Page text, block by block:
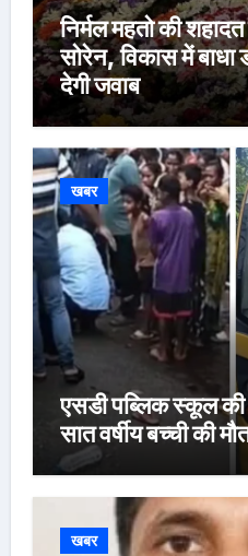
निर्मल महतो की
सोरेन, विकास में बाधा
देगी जवाब
खबर
एसडी पब्लिक स्कूल
सात वर्षीय बच्ची की
खबर